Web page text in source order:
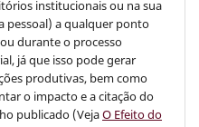
institucionais ou na sua
pessoal) a qualquer ponto
durante o processo
já que isso pode gerar
produtivas, bem como
o impacto e a citação do
publicado (VejaO Efeito do